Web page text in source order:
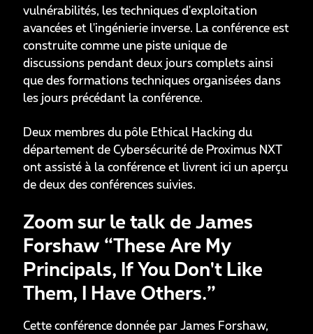
vulnérabilités, les techniques d'exploitation
avancées et l'ingénierie inverse. La conférence est
construite comme une piste unique de
discussions pendant deux jours complets ainsi
que des formations techniques organisées dans
les jours précédant la conférence.
Deux membres du pôle Ethical Hacking du
département de Cybersécurité de Proximus NXT
ont assisté à la conférence et livrent ici un aperçu
de deux des conférences suivies.
Zoom sur le talk de James
Forshaw “These Are My
Principals, If You Don't Like
Them, I Have Others.”
Cette conférence donnée par James Forshaw,